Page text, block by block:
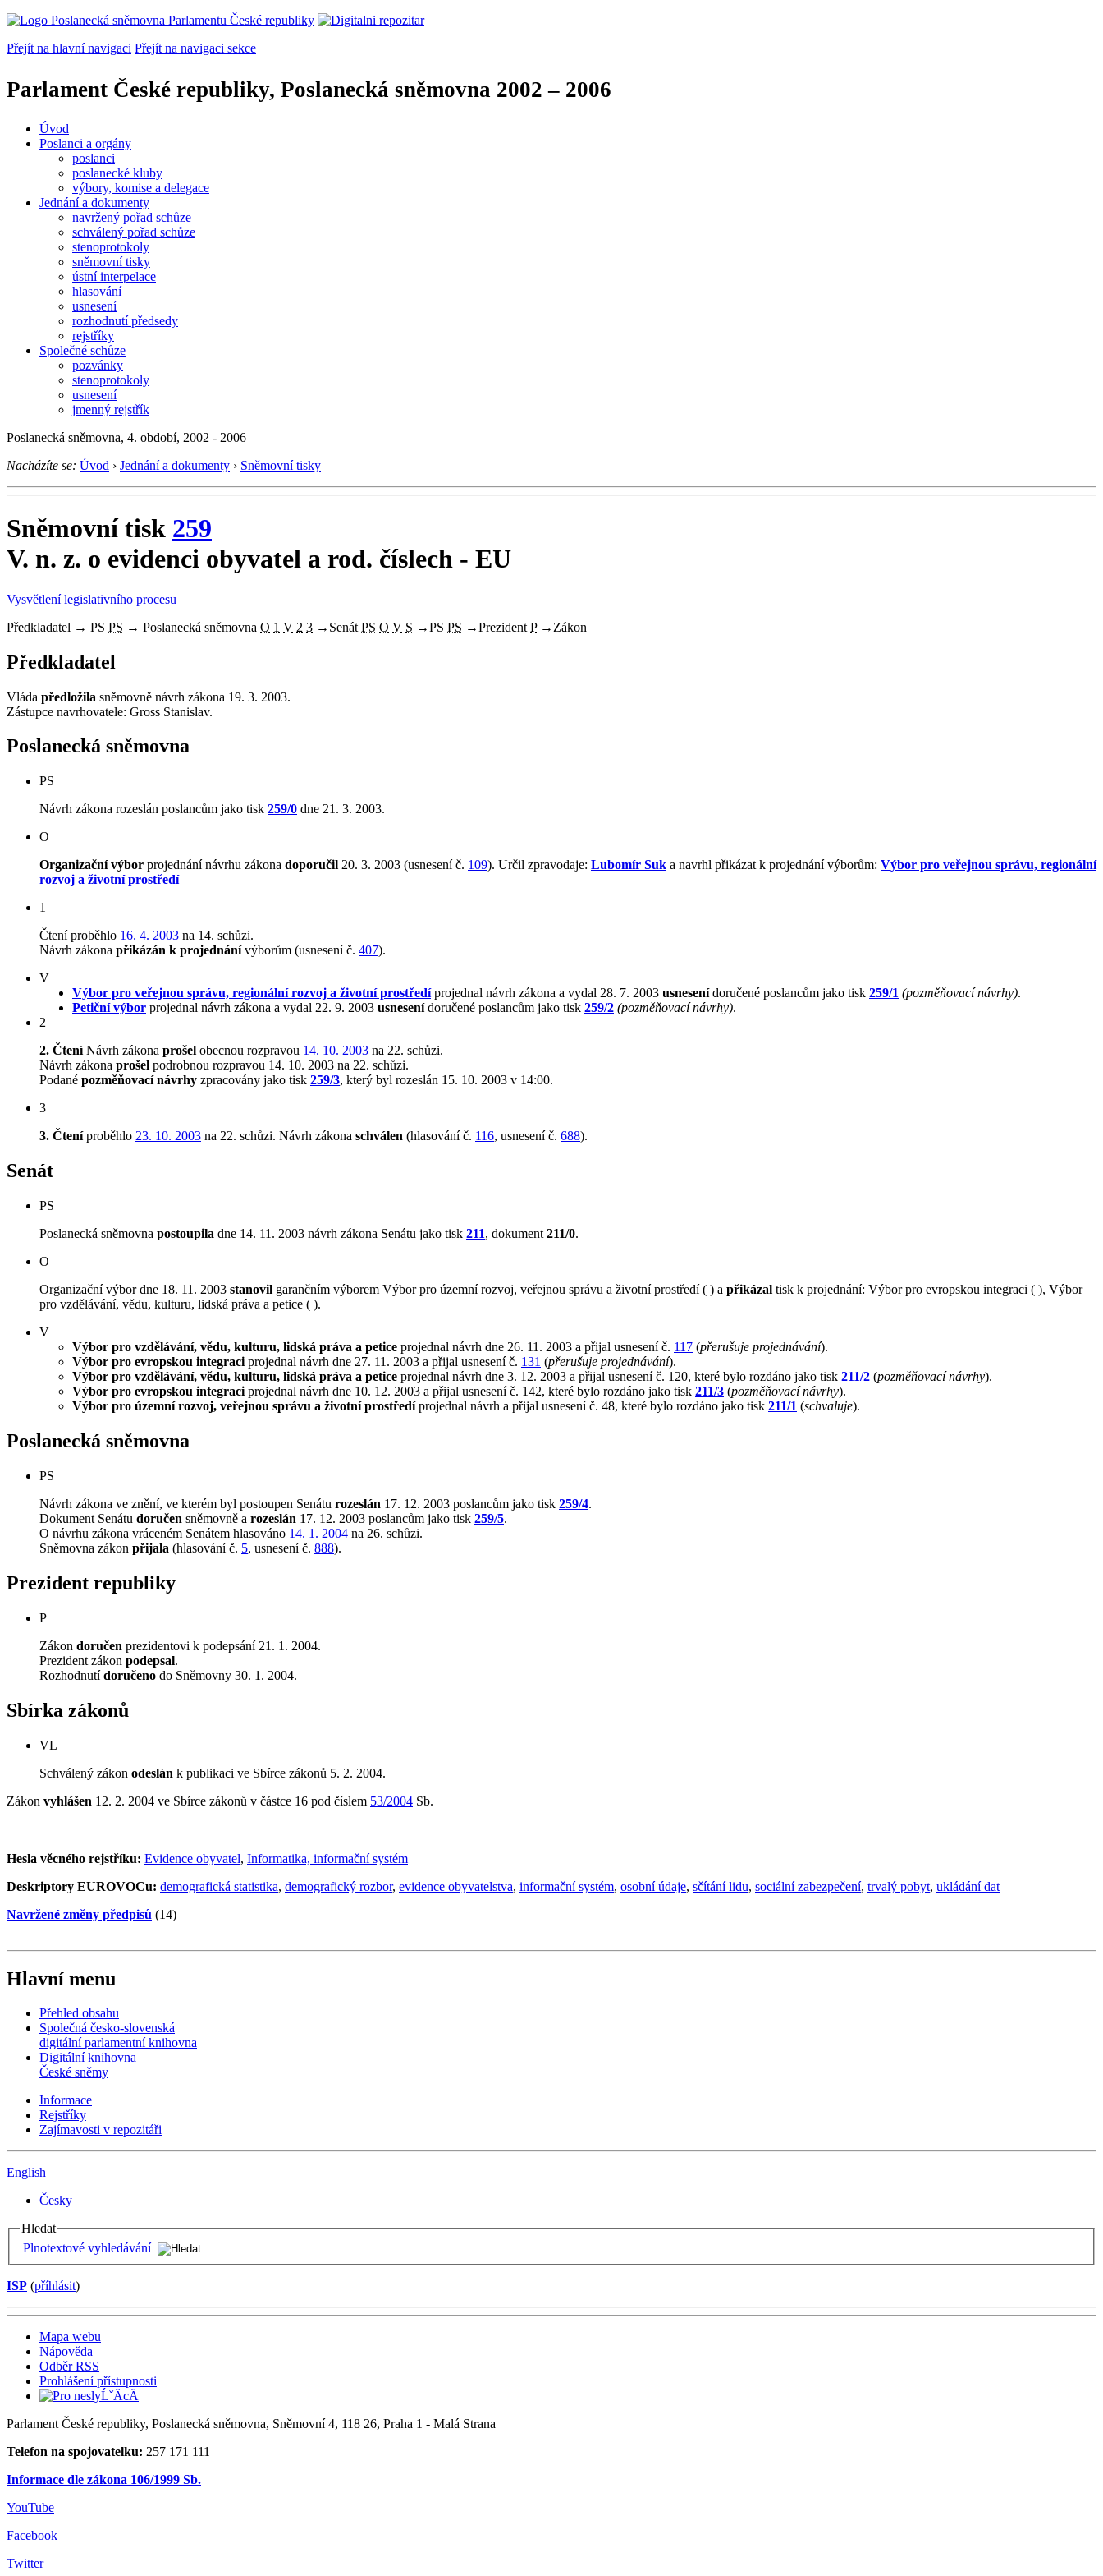
Přejít na hlavní navigaci Přejít na navigaci sekce
Parlament České republiky, Poslanecká sněmovna 2002 – 2006
Úvod
Poslanci a orgány
poslanci
poslanecké kluby
výbory, komise a delegace
Jednání a dokumenty
navržený pořad schůze
schválený pořad schůze
stenoprotokoly
sněmovní tisky
ústní interpelace
hlasování
usnesení
rozhodnutí předsedy
rejstříky
Společné schůze
pozvánky
stenoprotokoly
usnesení
jmenný rejstřík
Poslanecká sněmovna, 4. období, 2002 - 2006
Nacházíte se: Úvod › Jednání a dokumenty › Sněmovní tisky
Sněmovní tisk 259
V. n. z. o evidenci obyvatel a rod. číslech - EU
Vysvětlení legislativního procesu
Předkladatel → PS PS → Poslanecká sněmovna O 1 V 2 3 → Senát PS O V S →PS PS →Prezident P → Zákon
Předkladatel
Vláda předložila sněmovně návrh zákona 19. 3. 2003.
Zástupce navrhovatele: Gross Stanislav.
Poslanecká sněmovna
PS
Návrh zákona rozeslán poslancům jako tisk 259/0 dne 21. 3. 2003.
O
Organizační výbor projednání návrhu zákona doporučil 20. 3. 2003 (usnesení č. 109). Určil zpravodaje: Lubomír Suk a navrhl přikázat k projednání výborům: Výbor pro veřejnou správu, regionální
rozvoj a životní prostředí
1
Čtení proběhlo 16. 4. 2003 na 14. schůzi.
Návrh zákona přikázán k projednánívýborům (usnesení č. 407).
V
Výbor pro veřejnou správu, regionální rozvoj a životní prostředíprojednal návrh zákona a vydal 28. 7. 2003 usnesenídoručené poslancům jako tisk 259/1 (pozměňovací návrhy).
Petiční výbor projednal návrh zákona a vydal 22. 9. 2003 usnesenídoručené poslancům jako tisk 259/2 (pozměňovací návrhy).
2
2. ČteníNávrh zákona prošel obecnou rozpravou 14. 10. 2003 na 22. schůzi.
Návrh zákona prošel podrobnou rozpravou 14. 10. 2003 na 22. schůzi.
Podané pozměňovací návrhy zpracovány jako tisk 259/3, který byl rozeslán 15. 10. 2003 v 14:00.
3
3. Čteníproběhlo 23. 10. 2003 na 22. schůzi. Návrh zákona schválen (hlasování č. 116, usnesení č. 688).
Senát
PS
Poslanecká sněmovna postoupila dne 14. 11. 2003 návrh zákona Senátu jako tisk 211, dokument 211/0.
O
Organizační výbor dne 18. 11. 2003 stanovil garančním výborem Výbor pro územní rozvoj, veřejnou správu a životní prostředí ( ) a přikázal tisk k projednání: Výbor pro evropskou integraci ( ), Výbor
pro vzdělávání, vědu, kulturu, lidská práva a petice ( ).
V
Výbor pro vzdělávání, vědu, kulturu, lidská práva a petice projednal návrh dne 26. 11. 2003 a přijal usnesení č. 117 (přerušuje projednávání).
Výbor pro evropskou integraci projednal návrh dne 27. 11. 2003 a přijal usnesení č. 131 (přerušuje projednávání).
Výbor pro vzdělávání, vědu, kulturu, lidská práva a petice projednal návrh dne 3. 12. 2003 a přijal usnesení č. 120, které bylo rozdáno jako tisk 211/2 (pozměňovací návrhy).
Výbor pro evropskou integraci projednal návrh dne 10. 12. 2003 a přijal usnesení č. 142, které bylo rozdáno jako tisk 211/3 (pozměňovací návrhy).
Výbor pro územní rozvoj, veřejnou správu a životní prostředíprojednal návrh a přijal usnesení č. 48, které bylo rozdáno jako tisk 211/1 (schvaluje).
Poslanecká sněmovna
PS
Návrh zákona ve znění, ve kterém byl postoupen Senátu rozeslán 17. 12. 2003 poslancům jako tisk 259/4.
Dokument Senátu doručen sněmovně a rozeslán 17. 12. 2003 poslancům jako tisk 259/5.
O návrhu zákona vráceném Senátem hlasováno 14. 1. 2004 na 26. schůzi.
Sněmovna zákon přijala (hlasování č. 5, usnesení č. 888).
Prezident republiky
P
Zákon doručen prezidentovi k podepsání 21. 1. 2004.
Prezident zákon podepsal.
Rozhodnutídoručeno do Sněmovny 30. 1. 2004.
Sbírka zákonů
VL
Schválený zákon odeslán k publikaci ve Sbírce zákonů 5. 2. 2004.
Zákon vyhlášen 12. 2. 2004 ve Sbírce zákonů v částce 16 pod číslem 53/2004 Sb.
Hesla věcného rejstříku: Evidence obyvatel, Informatika, informační systém
Deskriptory EUROVOCu: demografická statistika, demografický rozbor, evidence obyvatelstva, informační systém, osobní údaje, sčítání lidu, sociální zabezpečení, trvalý pobyt, ukládání dat
Navržené změny předpisů (14)
Hlavní menu
Přehled obsahu
Společná česko-slovenská
digitální parlamentní knihovna
Digitální knihovna
České sněmy
Informace
Rejstříky
Zajímavosti v repozitáři
English
Česky
Hledat
Plnotextové vyhledávání
ISP (příhlásit)
Mapa webu
Nápověda
Odběr RSS
Prohlášení přístupnosti
Parlament České republiky, Poslanecká sněmovna, Sněmovní 4, 118 26, Praha 1 - Malá Strana
Telefon na spojovatelku: 257 171 111
Informace dle zákona 106/1999 Sb.
YouTube
Facebook
Twitter